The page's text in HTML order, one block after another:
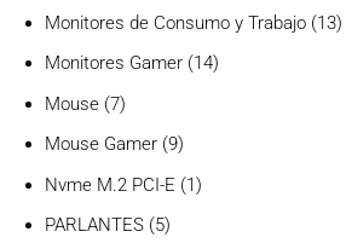
productos
Monitores de Consumo y Trabajo 1313
Monitores Gamer 1414
Mouse 77
productos
Mouse Gamer 99
productos
Nvme M.2 PCI-E 11
PARLANTES 55